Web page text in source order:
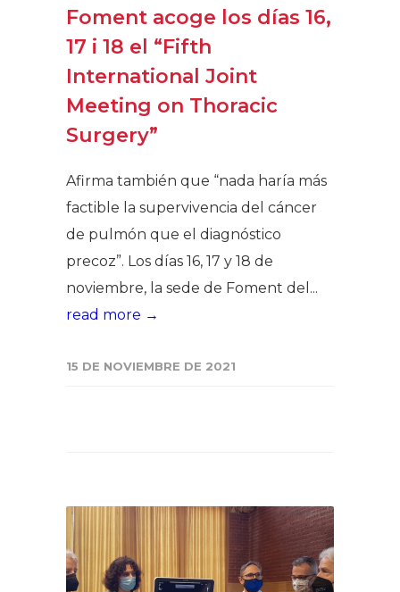
Foment acoge los días 16,
17 i 18 el “Fifth
International Joint
Meeting on Thoracic
Surgery”
Afirma también que “nada haría más
factible la supervivencia del cáncer
de pulmón que el diagnóstico
precoz”. Los días 16, 17 y 18 de
noviembre, la sede de Foment del...
read more →
15 DE NOVIEMBRE DE 2021